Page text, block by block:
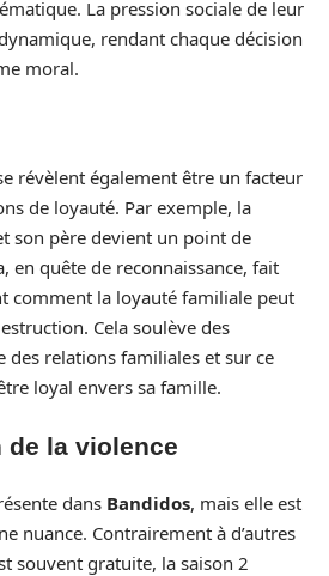
La pression sociale de leur
rendant chaque décision
moral.
révèlent également être un facteur
de loyauté. Par exemple, la
son père devient un point de
en quête de reconnaissance, fait
comment la loyauté familiale peut
Cela soulève des
des relations familiales et sur ce
loyal envers sa famille.
de la violence
dans Bandidos, mais elle est
nuance. Contrairement à d’autres
souvent gratuite, la saison 2